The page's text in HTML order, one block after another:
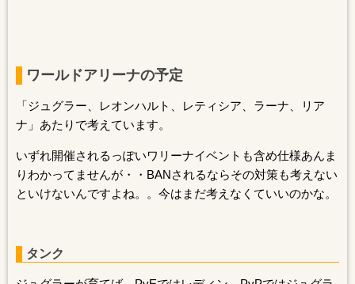
ワールドアリーナの予定
「ジュグラー、レオンハルト、レティシア、ラーナ、リア
ナ」あたりで考えています。
いずれ開催されるっぽいワリーナイベントも含め仕様あんま
りわかってませんが・・BANされるならその対策も考えない
といけないんですよね。。今はまだ考えなくていいのかな。
タンク